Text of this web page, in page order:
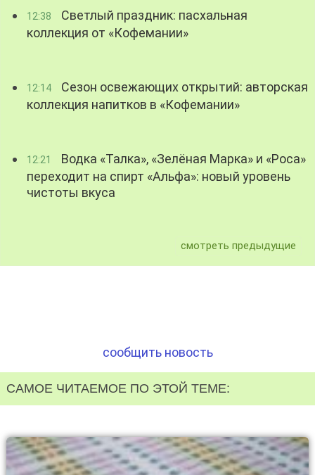
12:38
Светлый праздник: пасхальная
коллекция от «Кофемании»
12:14
Сезон освежающих открытий: авторская
коллекция напитков в «Кофемании»
12:21
Водка «Талка», «Зелёная Марка» и «Роса»
переходит на спирт «Альфа»: новый уровень
чистоты вкуса
смотреть предыдущие
сообщить новость
САМОЕ ЧИТАЕМОЕ ПО ЭТОЙ ТЕМЕ: